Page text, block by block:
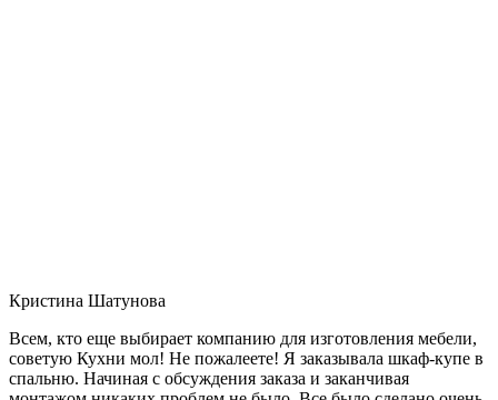
Кристина Шатунова
Всем, кто еще выбирает компанию для изготовления мебели,
советую Кухни мол! Не пожалеете! Я заказывала шкаф-купе в
спальню. Начиная с обсуждения заказа и заканчивая